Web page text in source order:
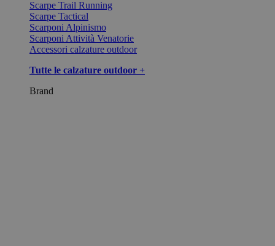
Scarpe Trail Running
Scarpe Tactical
Scarponi Alpinismo
Scarponi Attività Venatorie
Accessori calzature outdoor
Tutte le calzature outdoor +
Brand